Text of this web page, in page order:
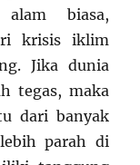
biasa,
krisis iklim
Jika dunia
tegas, maka
dari banyak
parah di